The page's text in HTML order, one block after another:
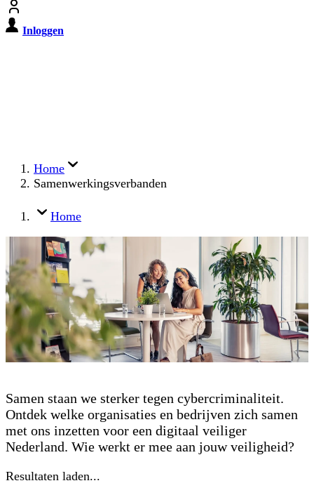
Inloggen
Home
Samenwerkingsverbanden
Home
Samen staan we sterker tegen cybercriminaliteit.
Ontdek welke organisaties en bedrijven zich samen
met ons inzetten voor een digitaal veiliger
Nederland. Wie werkt er mee aan jouw veiligheid?
Resultaten laden...